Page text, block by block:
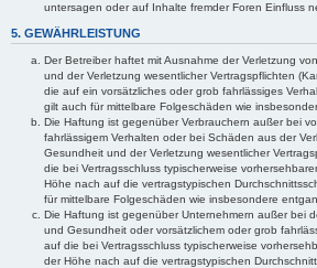
untersagen oder auf Inhalte fremder Foren Einfluss
5. GEWÄHRLEISTUNG
Der Betreiber haftet mit Ausnahme der Verletzung
und der Verletzung wesentlicher Vertragspflichten
die auf ein vorsätzliches oder grob fahrlässiges
gilt auch für mittelbare Folgeschäden wie
Die Haftung ist gegenüber Verbrauchern außer bei
fahrlässigem Verhalten oder bei Schäden aus der
Gesundheit und der Verletzung wesentlicher
die bei Vertragsschluss typischerweise
Höhe nach auf die vertragstypischen
für mittelbare Folgeschäden wie insbesondere
Die Haftung ist gegenüber Unternehmern außer bei
und Gesundheit oder vorsätzlichem oder grob
auf die bei Vertragsschluss typischerweise
der Höhe nach auf die vertragstypischen